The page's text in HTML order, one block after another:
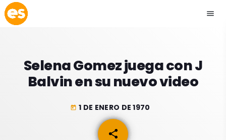
menu
play_arrow EMISIÓN LA PAZ
Selena Gomez juega con J
Balvin en su nuevo video
today 1 DE ENERO DE 1970
share
email